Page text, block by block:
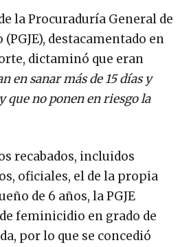
la Procuraduría General de
(PGJE), destacamentado en
dictaminó que eran
en sanar más de 15 días y
que no ponen en riesgo la
recabados, incluidos
oficiales, el de la propia
de 6 años, la PGJE
feminicidio en grado de
por lo que se concedió